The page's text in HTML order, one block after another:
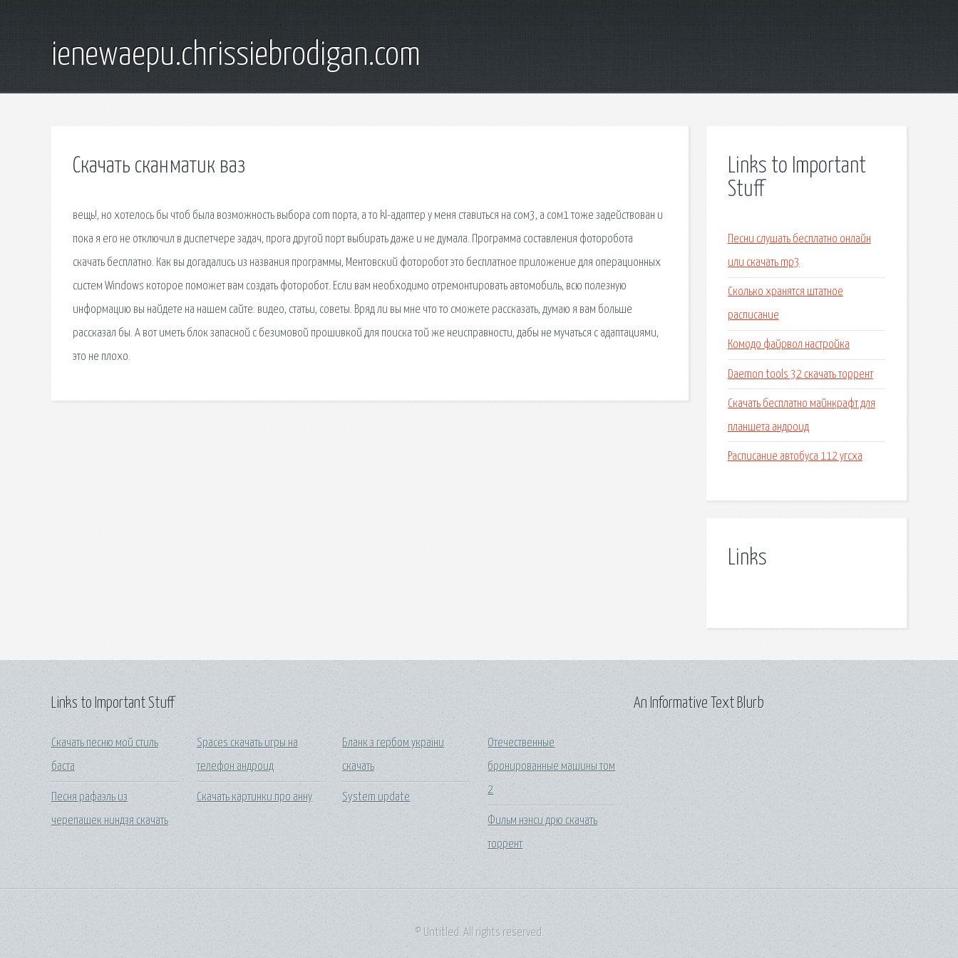
ienewaepu.chrissiebrodigan.com
Скачать сканматик ваз
вещь!, но хотелось бы чтоб была возможность выбора com порта, а то kl-адаптер у меня ставиться на сом3, а сом1 тоже задействован и
пока я его не отключил в диспетчере задач, прога другой порт выбирать даже и не думала. Программа составления фоторобота
скачать бесплатно. Как вы догадались из названия программы, Ментовский фоторобот это бесплатное приложение для операционных
систем Windows которое поможет вам создать фоторобот. Если вам необходимо отремонтировать автомобиль, всю полезную
информацию вы найдете на нашем сайте: видео, статьи, советы. Вряд ли вы мне что то сможете рассказать, думаю я вам больше
рассказал бы. А вот иметь блок запасной с безимовой прошивкой для поиска той же неисправности, дабы не мучаться с адаптациями,
это не плохо.
Links to Important
Stuff
Песни слушать бесплатно онлайн
или скачать mp3
Сколько хранятся штатное
расписание
Комодо файрвол настройка
Daemon tools 32 скачать торрент
Скачать бесплатно майнкрафт для
планшета андроид
Расписание автобуса 112 угсха
Links
Links to Important Stuff
Скачать песню мой стиль
баста
Песня рафаэль из
черепашек ниндзя скачать
Spaces скачать игры на
телефон андроид
Скачать картинки про анну
Бланк з гербом україни
скачать
System update
Отечественные
бронированные машины том
2
Фильм нэнси дрю скачать
торрент
An Informative Text Blurb
© Untitled. All rights reserved.